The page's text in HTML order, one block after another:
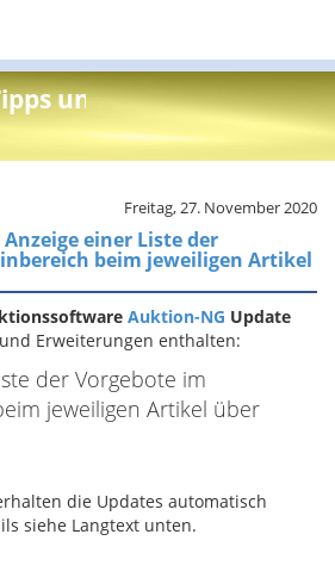
und Info
Freitag, 27. November 2020
einer Liste der
beim jeweiligen Artikel
Auktion-NG Update
Erweiterungen enthalten:
der Vorgebote im
jeweiligen Artikel über
die Updates automatisch
siehe Langtext unten.